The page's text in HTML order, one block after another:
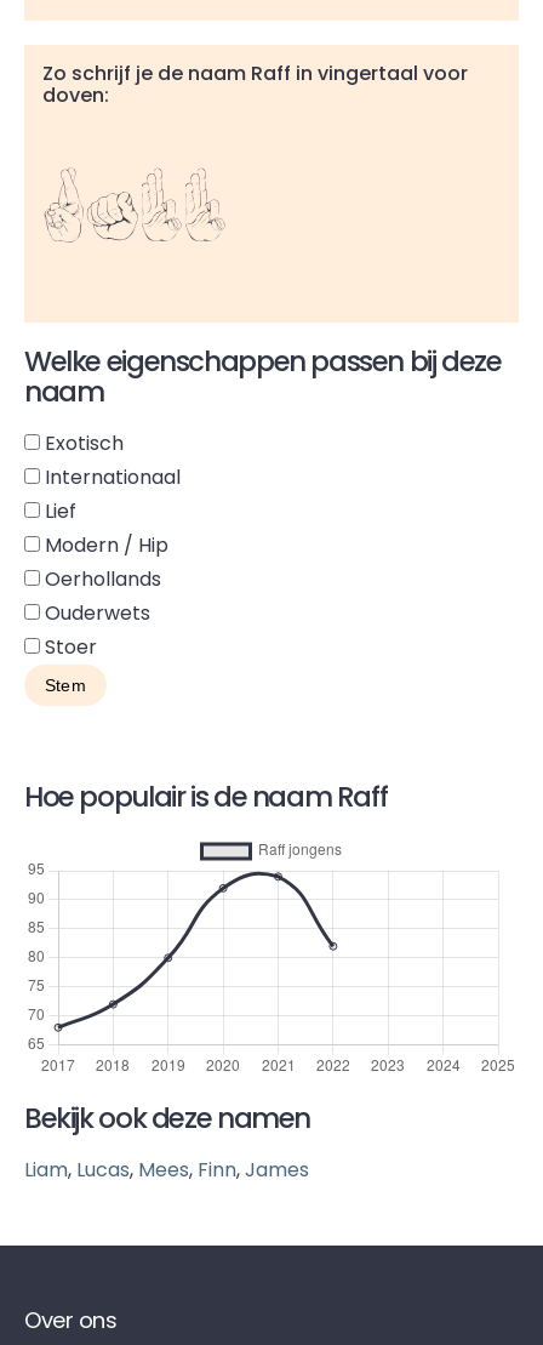
Zo schrijf je de naam Raff in vingertaal voor
doven:
Raff
Welke eigenschappen passen bij deze
naam
Exotisch
Internationaal
Lief
Modern / Hip
Oerhollands
Ouderwets
Stoer
Hoe populair is de naam Raff
Bekijk ook deze namen
Liam, Lucas, Mees, Finn,James
Over ons